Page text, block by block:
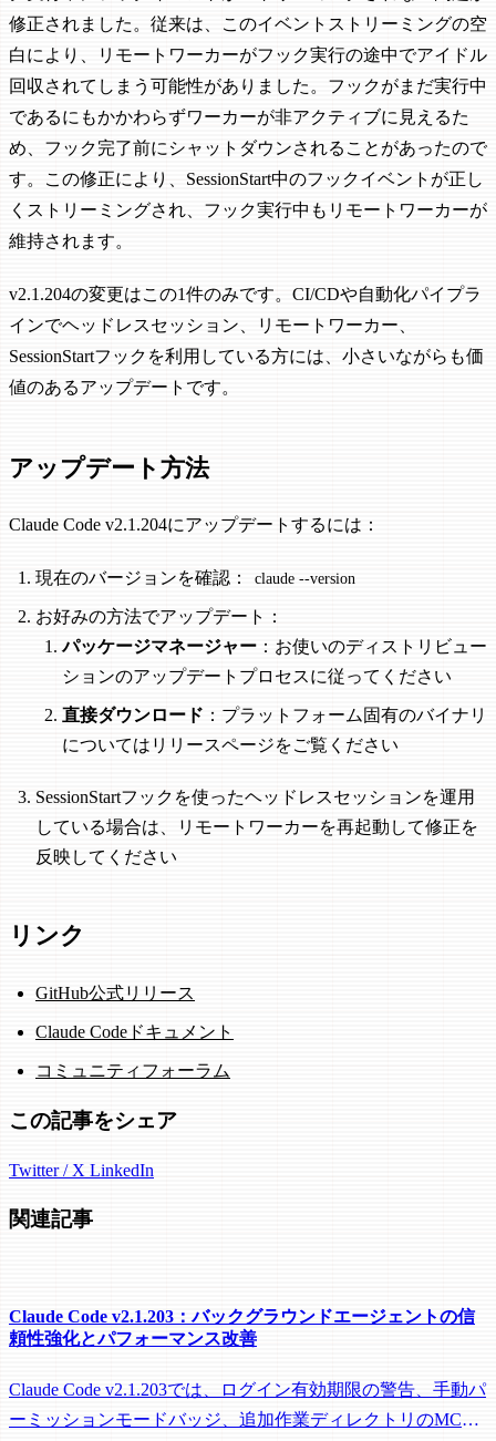
修正されました。従来は、このイベントストリーミングの空
白により、リモートワーカーがフック実行の途中でアイドル
回収されてしまう可能性がありました。フックがまだ実行中
であるにもかかわらずワーカーが非アクティブに見えるた
め、フック完了前にシャットダウンされることがあったので
す。この修正により、SessionStart中のフックイベントが正し
くストリーミングされ、フック実行中もリモートワーカーが
維持されます。
v2.1.204の変更はこの1件のみです。CI/CDや自動化パイプラ
インでヘッドレスセッション、リモートワーカー、
SessionStartフックを利用している方には、小さいながらも価
値のあるアップデートです。
アップデート方法
Claude Code v2.1.204にアップデートするには：
現在のバージョンを確認： claude --version
お好みの方法でアップデート：
パッケージマネージャー ：お使いのディストリビュー
ションのアップデートプロセスに従ってください
直接ダウンロード ：プラットフォーム固有のバイナリ
についてはリリースページをご覧ください
SessionStartフックを使ったヘッドレスセッションを運用
している場合は、リモートワーカーを再起動して修正を
反映してください
リンク
GitHub公式リリース
Claude Codeドキュメント
コミュニティフォーラム
この記事をシェア
Twitter / X LinkedIn
関連記事
Claude Code v2.1.203：バックグラウンドエージェントの信
頼性強化とパフォーマンス改善
Claude Code v2.1.203では、ログイン有効期限の警告、手動パ
ーミッションモードバッジ、追加作業ディレクトリのMCP